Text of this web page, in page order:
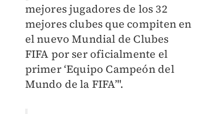
mejores jugadores de los 32
mejores clubes que compiten en
el nuevo Mundial de Clubes
FIFA por ser oficialmente el
primer ‘Equipo Campeón del
Mundo de la FIFA’".